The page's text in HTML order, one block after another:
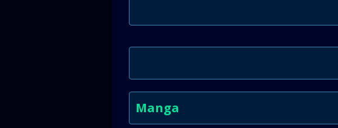
Manga